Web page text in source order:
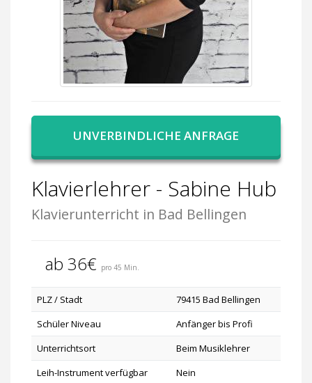
UNVERBINDLICHE ANFRAGE
Klavierlehrer - Sabine Hub
Klavierunterricht in Bad Bellingen
ab 36€ pro 45 Min.
PLZ / Stadt
79415 Bad Bellingen
Schüler Niveau
Anfänger bis Profi
Unterrichtsort
Beim Musiklehrer
Leih-Instrument verfügbar
Nein